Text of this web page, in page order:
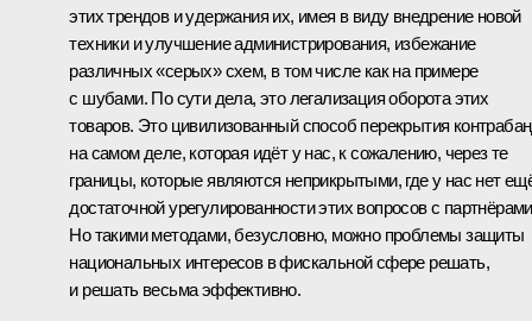
этих трендов и удержания их, имея в виду внедрение новой
техники и улучшение администрирования, избежание
различных «серых» схем, в том числе как на примере
с шубами. По сути дела, это легализация оборота этих
товаров. Это цивилизованный способ перекрытия
на самом деле, которая идёт у нас, к сожалению, через те
границы, которые являются неприкрытыми, где у нас нет
достаточной урегулированности этих вопросов с
Но такими методами, безусловно, можно проблемы защиты
национальных интересов в фискальной сфере решать,
и решать весьма эффективно.